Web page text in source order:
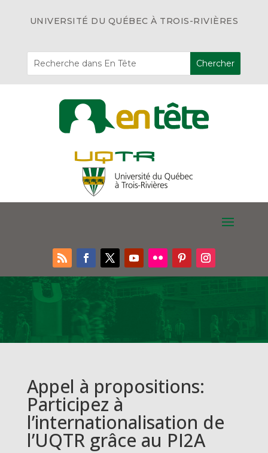
UNIVERSITÉ DU QUÉBEC À TROIS-RIVIÈRES
Appel à propositions:
Participez à
l’internationalisation de
l’UQTR grâce au PI2A